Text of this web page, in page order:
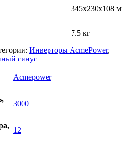
345х230х108
7.5 кг
Инверторы AcmePower,
синус
Acmepower
3000
12